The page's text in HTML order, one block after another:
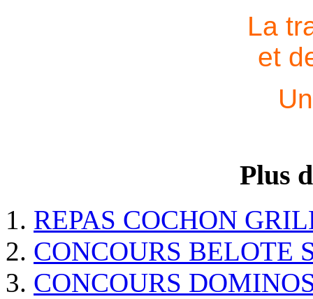
La
et
Plus
REPAS COCHON
CONCOURS BELOTE
CONCOURS